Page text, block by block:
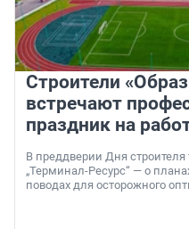
Строители
встречают
праздник на
В преддверии Дня
„Терминал-Ресурс“ — о
поводах для осторожного